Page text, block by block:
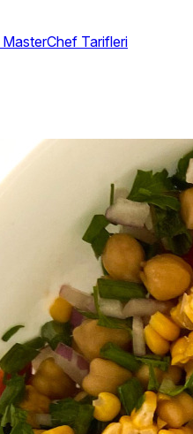
MasterChef Tarifleri